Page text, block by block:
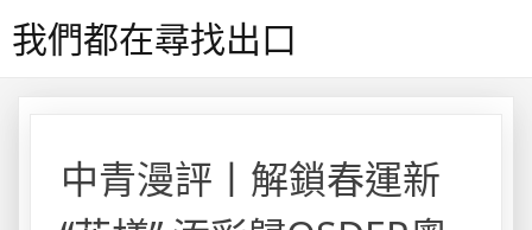
to我們都在尋找出口
中青漫評丨解鎖春運新